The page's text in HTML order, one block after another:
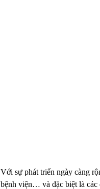
Với sự phát triển ngày càng
bệnh viện… và đặc biệt là các